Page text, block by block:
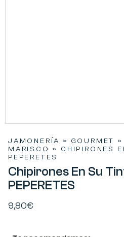
JAMONERÍA » GOURMET »
MARISCO
» CHIPIRONES
PEPERETES
Chipirones En Su
PEPERETES
9,80€